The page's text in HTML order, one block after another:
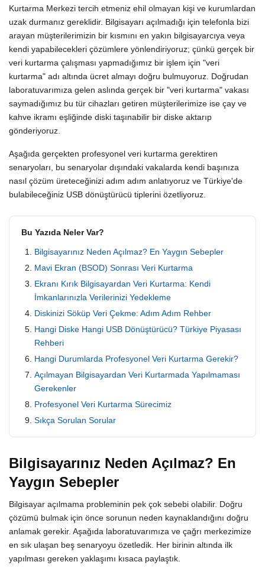
Kurtarma Merkezi tercih etmeniz ehil olmayan kişi ve kurumlardan
uzak durmanız gereklidir. Bilgisayarı açılmadığı için telefonla bizi
arayan müşterilerimizin bir kısmını en yakın bilgisayarcıya veya
kendi yapabilecekleri çözümlere yönlendiriyoruz; çünkü gerçek bir
veri kurtarma çalışması yapmadığımız bir işlem için "veri
kurtarma" adı altında ücret almayı doğru bulmuyoruz. Doğrudan
laboratuvarımıza gelen aslında gerçek bir "veri kurtarma" vakası
saymadığımız bu tür cihazları getiren müşterilerimize ise çay ve
kahve ikramı eşliğinde diski taşınabilir bir diske aktarıp
gönderiyoruz.
Aşağıda gerçekten profesyonel veri kurtarma gerektiren
senaryoları, bu senaryolar dışındaki vakalarda kendi başınıza
nasıl çözüm üreteceğinizi adım adım anlatıyoruz ve Türkiye'de
bulabileceğiniz USB dönüştürücü tiplerini özetliyoruz.
Bu Yazıda Neler Var?
Bilgisayarınız Neden Açılmaz? En Yaygın Sebepler
Mavi Ekran (BSOD) Sonrası Veri Kurtarma
Ekranı Kırık Bilgisayardan Veri Kurtarma: Kendi
İmkanlarınızla Verilerinizi Yedekleme
Diskinizi Söküp Veri Çekme: Adım Adım Rehber
Hangi Diske Hangi USB Dönüştürücü? Türkiye Piyasası
Rehberi
Hangi Durumlarda Profesyonel Veri Kurtarma Gerekir?
Açılmayan Bilgisayardan Veri Kurtarmada Yapılmaması
Gerekenler
Profesyonel Veri Kurtarma Sürecimiz
Sıkça Sorulan Sorular
Bilgisayarınız Neden Açılmaz? En
Yaygın Sebepler
Bilgisayar açılmama probleminin pek çok sebebi olabilir. Doğru
çözümü bulmak için önce sorunun neden kaynaklandığını doğru
anlamak gerekir. Aşağıda laboratuvarımıza ve çağrı merkezimize
en sık ulaşan beş senaryoyu özetledik. Her birinin altında ilk
yapılması gereken yaklaşımı kısaca paylaştık.